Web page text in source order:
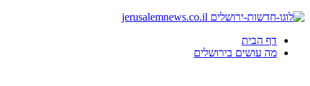
דף הבית
מה עושים בירושלים